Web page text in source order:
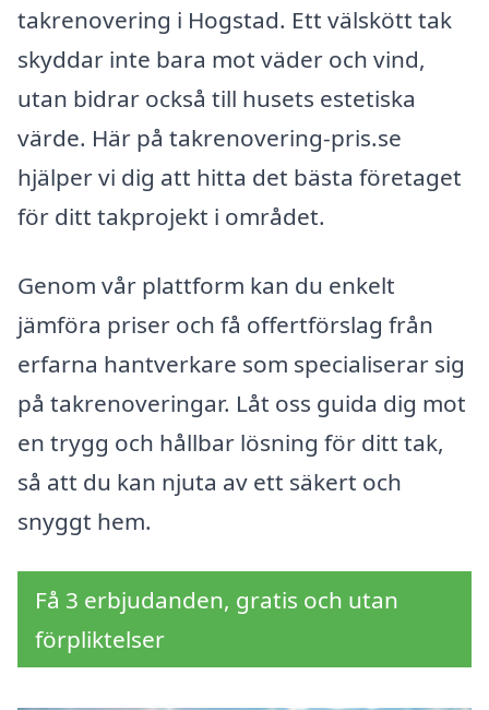
takrenovering i Hogstad. Ett välskött tak
skyddar inte bara mot väder och vind,
utan bidrar också till husets estetiska
värde. Här på takrenovering-pris.se
hjälper vi dig att hitta det bästa företaget
för ditt takprojekt i området.
Genom vår plattform kan du enkelt
jämföra priser och få offertförslag från
erfarna hantverkare som specialiserar sig
på takrenoveringar. Låt oss guida dig mot
en trygg och hållbar lösning för ditt tak,
så att du kan njuta av ett säkert och
snyggt hem.
Få 3 erbjudanden, gratis och utan
förpliktelser